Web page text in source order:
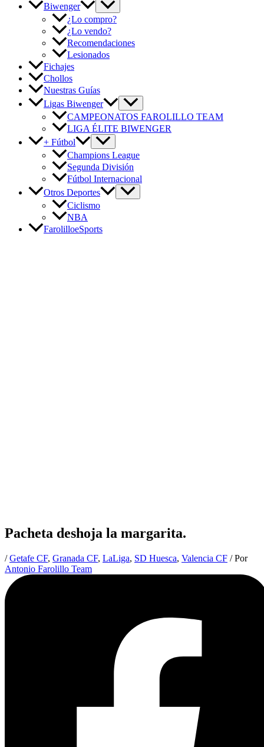
Biwenger
¿Lo compro?
¿Lo vendo?
Recomendaciones
Lesionados
Fichajes
Chollos
Nuestras Guías
Ligas Biwenger
CAMPEONATOS FAROLILLO TEAM
LIGA ÉLITE BIWENGER
+ Fútbol
Champions League
Segunda División
Fútbol Internacional
Otros Deportes
Ciclismo
NBA
FarolilloeSports
Pacheta deshoja la margarita.
/Getafe CF, Granada CF, LaLiga, SD Huesca, Valencia CF / Por
Antonio Farolillo Team